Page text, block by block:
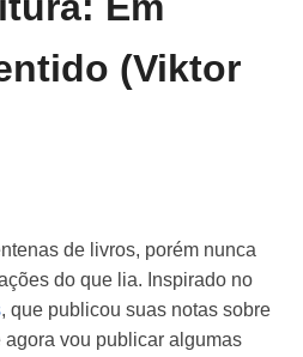
(Viktor
de livros, porém nunca
do que lia. Inspirado no
, que publicou suas notas sobre
vou publicar algumas